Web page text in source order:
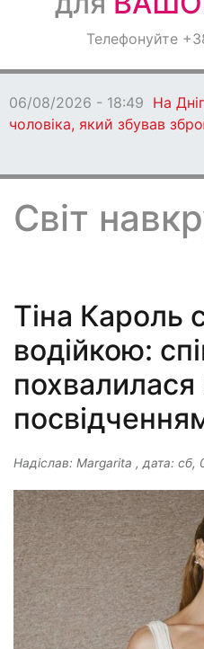
ОголошенняТелефонуйте
06/08/2026 - 18:47 Ворог
бив по Дніпропетровщині:
Світ
Тіна Кароль
водійкою:
Надіслав: Margarita , дата: сб,